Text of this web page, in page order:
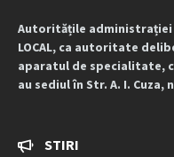
Autoritățile administrației
LOCAL, ca autoritate
aparatul de specialitate,
au sediul în Str. A. I. Cuza,
STIRI